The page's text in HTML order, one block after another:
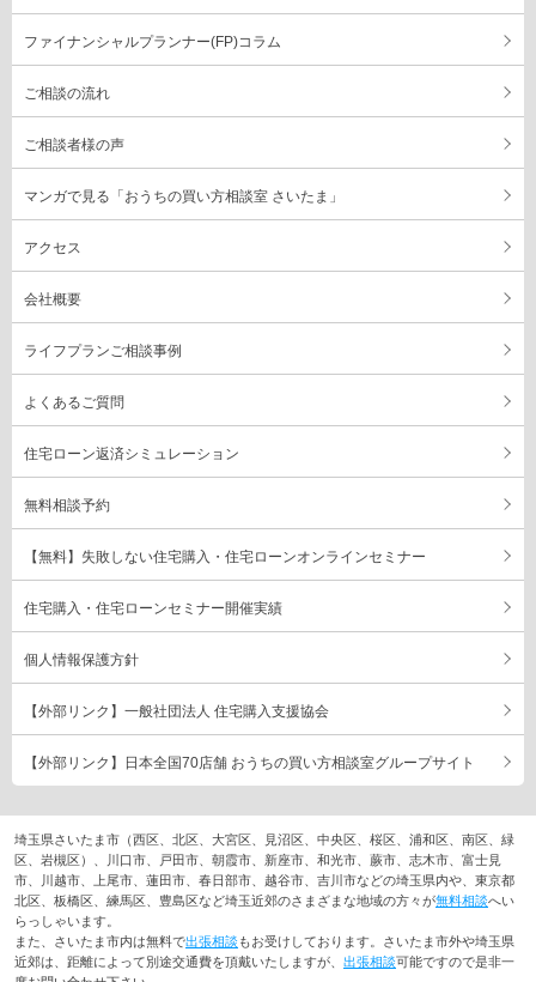
ファイナンシャルプランナー(FP)コラム
ご相談の流れ
ご相談者様の声
マンガで見る「おうちの買い方相談室 さいたま」
アクセス
会社概要
ライフプランご相談事例
よくあるご質問
住宅ローン返済シミュレーション
無料相談予約
【無料】失敗しない住宅購入・住宅ローンオンラインセミナー
住宅購入・住宅ローンセミナー開催実績
個人情報保護方針
【外部リンク】一般社団法人 住宅購入支援協会
【外部リンク】日本全国70店舗 おうちの買い方相談室グループサイト
埼玉県さいたま市（西区、北区、大宮区、見沼区、中央区、桜区、浦和区、南区、緑
区、岩槻区）、川口市、戸田市、朝霞市、新座市、和光市、蕨市、志木市、富士見
市、川越市、上尾市、蓮田市、春日部市、越谷市、吉川市などの埼玉県内や、東京都
北区、板橋区、練馬区、豊島区など埼玉近郊のさまざまな地域の方々が無料相談へい
らっしゃいます。
また、さいたま市内は無料で出張相談もお受けしております。さいたま市外や埼玉県
近郊は、距離によって別途交通費を頂戴いたしますが、 出張相談可能ですので是非一